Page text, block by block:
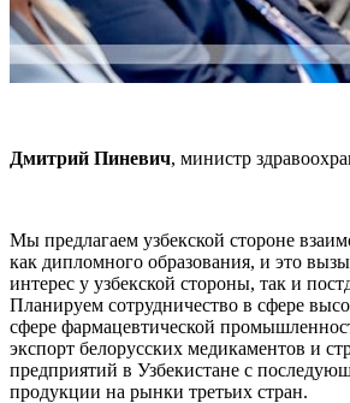
Дмитрий Пиневич, министр
Мы предлагаем узбекской стороне
как дипломного образования, и это
интерес у узбекской стороны, так и
Планируем сотрудничество в сфере
сфере фармацевтической
экспорт белорусских медикаментов и
предприятий в Узбекистане с
продукции на рынки третьих стран.